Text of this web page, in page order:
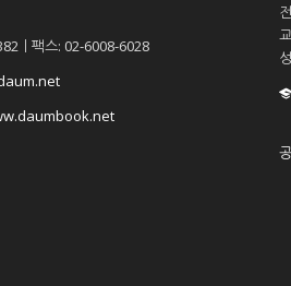
ㅣ팩스: 02-6008-6028